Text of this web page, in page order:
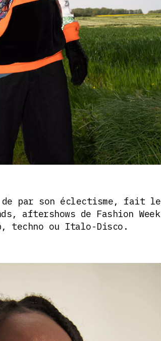
par son éclectisme, fait le
aftershows de Fashion Week
techno ou Italo-Disco.